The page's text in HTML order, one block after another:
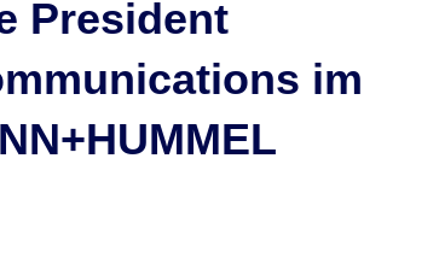
President
im